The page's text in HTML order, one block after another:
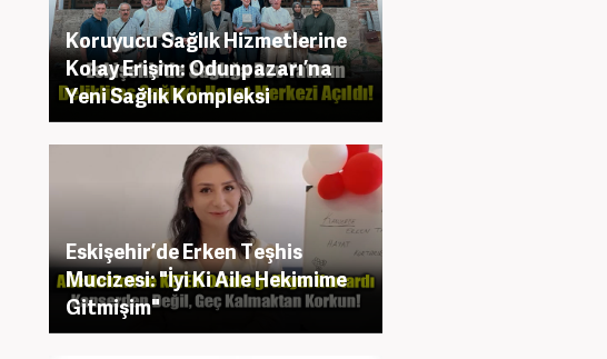
Koruyucu Sağlık Hizmetlerine
Kolay Erişim: Odunpazarı’na
Yeni Sağlık Kompleksi
Eskişehir’de Erken Teşhis
Mucizesi: "İyi Ki Aile Hekimime
Gitmişim"